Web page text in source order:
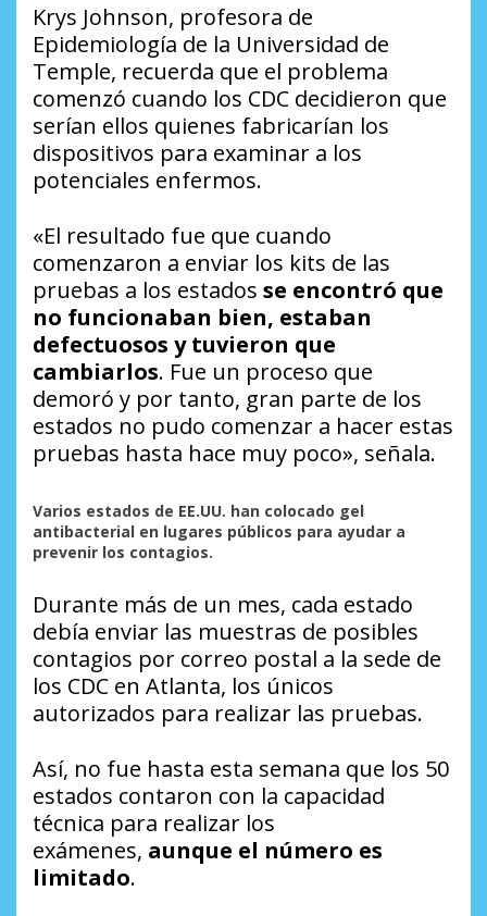
Krys Johnson, profesora de
Epidemiología de la Universidad de
Temple, recuerda que el problema
comenzó cuando los CDC decidieron que
serían ellos quienes fabricarían los
dispositivos para examinar a los
potenciales enfermos.
«El resultado fue que cuando
comenzaron a enviar los kits de las
pruebas a los estados se encontró que
no funcionaban bien, estaban
defectuosos y tuvieron que
cambiarlos. Fue un proceso que
demoró y por tanto, gran parte de los
estados no pudo comenzar a hacer estas
pruebas hasta hace muy poco», señala.
Varios estados de EE.UU. han colocado gel
antibacterial en lugares públicos para ayudar a
prevenir los contagios.
Durante más de un mes, cada estado
debía enviar las muestras de posibles
contagios por correo postal a la sede de
los CDC en Atlanta, los únicos
autorizados para realizar las pruebas.
Así, no fue hasta esta semana que los 50
estados contaron con la capacidad
técnica para realizar los
exámenes, aunque el número es
limitado.